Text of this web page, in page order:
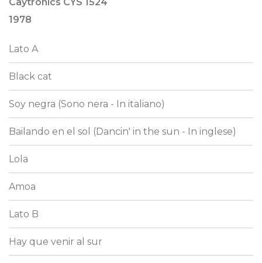
1978
Lato A
Black cat
Soy negra (Sono nera - In italiano)
Bailando en el sol (Dancin' in the sun - In inglese)
Lola
Amoa
Lato B
Hay que venir al sur